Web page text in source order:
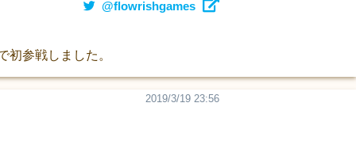
@flowrishgames
参戦しました。
2019/3/19 23:56